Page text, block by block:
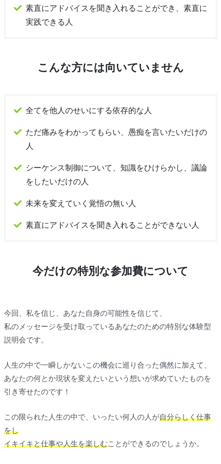
素直にアドバイスを聞き入れることができ、素直に
実践できる人
こんな方には向いていません
全てを他人のせいにする依存的な人
ただ痛みをわかってもらい、愚痴を言いたいだけの
人
シーケンス制御について、知識をひけらかし、議論
をしたいだけの人
未来を変えていく覚悟の無い人
素直にアドバイスを聞き入れることができない人
今だけの特別な参加費について
今回、私を信じ、あなた自身の可能性を信じて、
私のメッセージを受け取っているあなたのための特別な体験型
説明会です。
人生の中で一瞬しかないこの機会に巡り合った偶然に加えて、
あなたの何とか現状を変えたいという想いが求めていたものを
引き寄せたのです！
この限られた人生の中で、いったい何人の人が自分らしく仕事
をし
イキイキと仕事や人生を楽しむことができるのでしょうか。